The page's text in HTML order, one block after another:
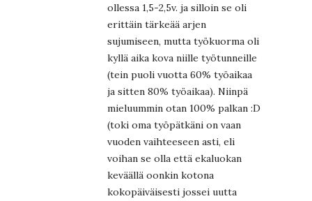
ollessa 1,5-2,5v. ja silloin se oli
erittäin tärkeää arjen
sujumiseen, mutta työkuorma oli
kyllä aika kova niille työtunneille
(tein puoli vuotta 60% työaikaa
ja sitten 80% työaikaa). Niinpä
mieluummin otan 100% palkan :D
(toki oma työpätkäni on vaan
vuoden vaihteeseen asti, eli
voihan se olla että ekaluokan
keväällä oonkin kotona
kokopäiväisesti jossei uutta